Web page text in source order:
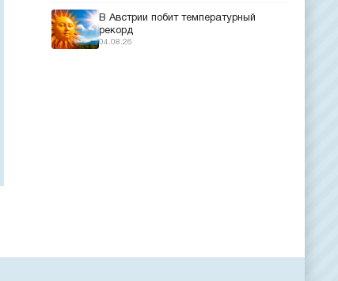
В Австрии побит температурный
рекорд
04.08.26